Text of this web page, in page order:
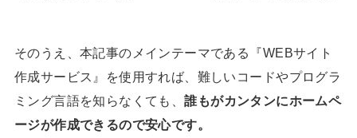
そのうえ、本記事のメインテーマである『WEBサイト
作成サービス』を使用すれば、難しいコードやプログラ
ミング言語を知らなくても、誰もがカンタンにホームペ
ージが作成できるので安心です。